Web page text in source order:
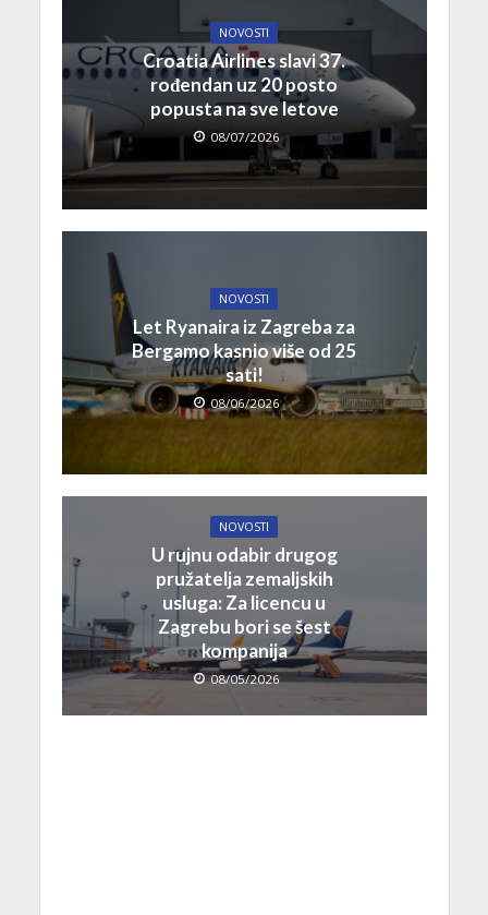
NOVOSTI
Croatia Airlines slavi 37.
rođendan uz 20 posto
popusta na sve letove
08/07/2026
NOVOSTI
Let Ryanaira iz Zagreba za
Bergamo kasnio više od 25
sati!
08/06/2026
NOVOSTI
U rujnu odabir drugog
pružatelja zemaljskih
usluga: Za licencu u
Zagrebu bori se šest
kompanija
08/05/2026